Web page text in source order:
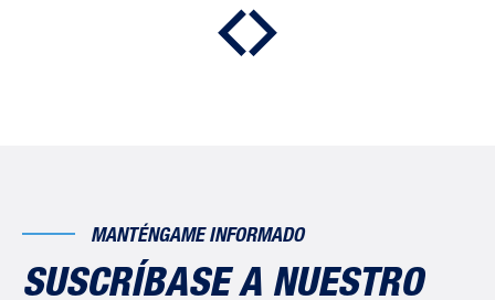
MANTÉNGAME INFORMADO
SUSCRÍBASE A NUESTRO